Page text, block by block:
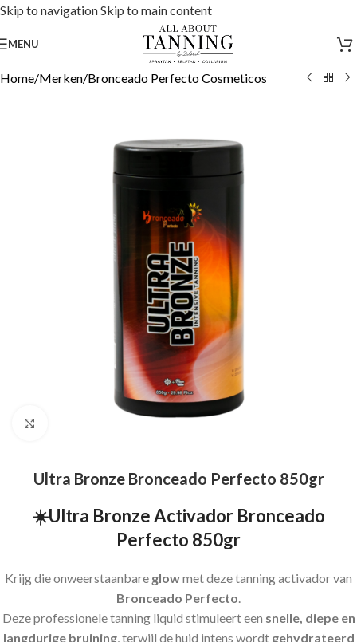
Skip to navigationSkip to main content
MENU
Home/Merken/Bronceado Perfecto Cosmeticos
Ultra Bronze Bronceado Perfecto 850gr
☀️Ultra Bronze Activador Bronceado
Perfecto 850gr
Krijg die onweerstaanbare glowmet deze tanning activador van
Bronceado Perfecto.
Deze professionele tanning liquid stimuleert een snelle, diepe en
langdurige bruining, terwijl de huid intens wordt gehydrateerd